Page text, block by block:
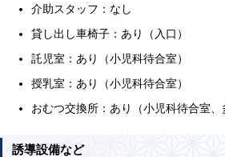
介助スタッフ：なし
貸し出し車椅子：あり（入口）
託児室：あり（小児科待合室）
授乳室：あり（小児科待合室）
おむつ交換所：あり（小児科待合室、
誘導設備など